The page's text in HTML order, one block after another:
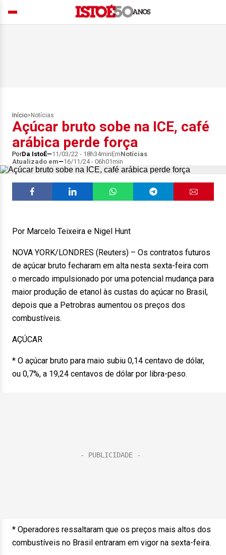
Início> Notícias
Açúcar bruto sobe na ICE, café
arábica perde força
PorDa IstoÉ 11/03/22 - 18h34minEmNotícias
Atualizado em
16/11/24 - 06h01min
Por Marcelo Teixeira e Nigel Hunt
NOVA YORK/LONDRES (Reuters) – Os contratos futuros
de açúcar bruto fecharam em alta nesta sexta-feira com
o mercado impulsionado por uma potencial mudança para
maior produção de etanol às custas do açúcar no Brasil,
depois que a Petrobras aumentou os preços dos
combustíveis.
AÇÚCAR
* O açúcar bruto para maio subiu 0,14 centavo de dólar,
ou 0,7%, a 19,24 centavos de dólar por libra-peso.
* Operadores ressaltaram que os preços mais altos dos
combustíveis no Brasil entraram em vigor na sexta-feira.